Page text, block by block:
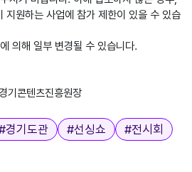
지원하는 사업에 참가 제한이 있을 수 있습
의해 일부 변경될 수 있습니다.
기콘텐츠진흥원장
경기도관 #선싱쇼 #전시회